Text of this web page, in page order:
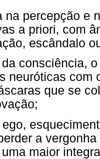
na percepção e
a priori, com
escândalo
consciência,
neuróticas com
que se
a
maior